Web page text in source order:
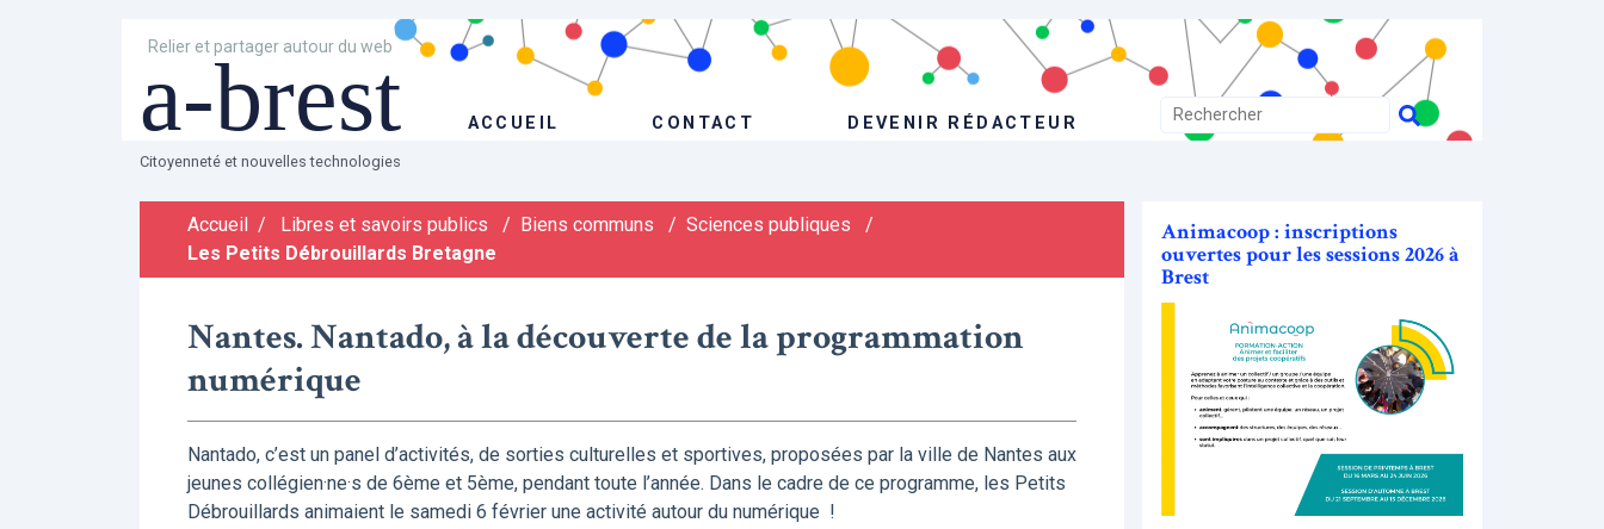
Relier et partager autour du web
a-brest ACCUEIL CONTACT DEVENIR RÉDACTEUR
Citoyenneté et nouvelles technologies
Accueil / Libres et savoirs publics / Biens communs / Sciences publiques
/
Les Petits Débrouillards Bretagne
Nantes. Nantado, à la découverte de la programmation
numérique
Nantado, c’est un panel d’activités, de sorties culturelles et sportives, proposées par la ville de Nantes aux
jeunes collégien·ne·s de 6ème et 5ème, pendant toute l’année. Dans le cadre de ce programme, les Petits
Débrouillards animaient le samedi 6 février une activité autour du numérique !
Animacoop : inscriptions
ouvertes pour les sessions 2026 à
Brest